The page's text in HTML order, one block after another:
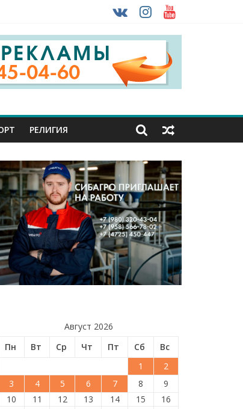
РЕЛИГИЯ
Август 2026
Пн
Вт Ср Чт Пт Сб
Вс
1
2
3
4 5 6 7 8
9
10
11 12 13 14 15
16